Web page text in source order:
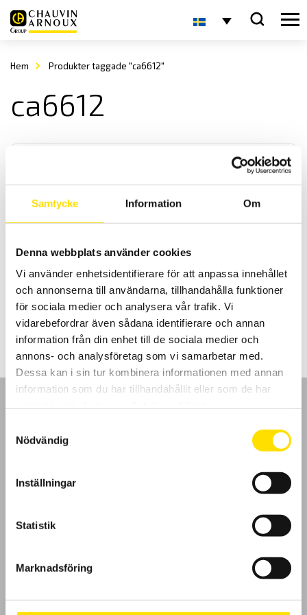
Samtycke Information Om
Denna webbplats använder cookies
Vi använder enhetsidentifierare för att anpassa innehållet
och annonserna till användarna, tillhandahålla funktioner
för sociala medier och analysera vår trafik. Vi
vidarebefordrar även sådana identifierare och annan
information från din enhet till de sociala medier och
annons- och analysföretag som vi samarbetar med.
Dessa kan i sin tur kombinera informationen med annan
information som du har tillhandahållit eller som de har
Nödvändig
Inställningar
Statistik
Marknadsföring
Hem Produkter taggade "ca6612"
ca6612
CA 6612 & CA 6611 Fasföljdsvisare samt motortest
CA6612 för att kontrollera fasföljd samt CA6611 för kontrioll av både
fasföljd- och motorkontroll.
1,990.00kr LÄS MER